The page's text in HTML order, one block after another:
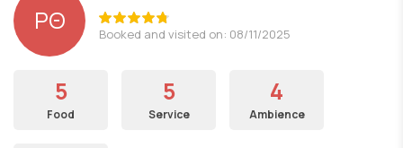
ΡΘ Booked and visited on: 08/11/2025
5
Food
5
Service
4
Ambience